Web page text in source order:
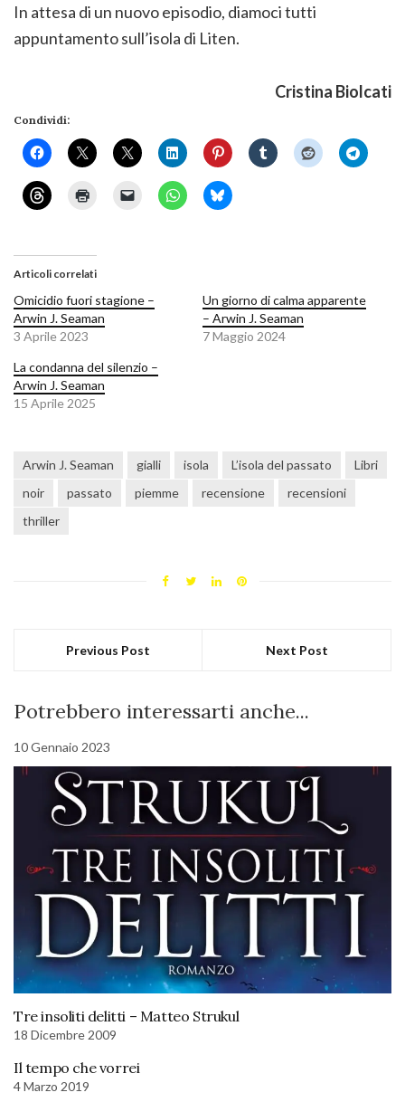
In attesa di un nuovo episodio, diamoci tutti
appuntamento sull’isola di Liten.
Cristina Biolcati
Condividi:
Articoli correlati
Omicidio fuori stagione –
Arwin J. Seaman
3 Aprile 2023
Un giorno di calma apparente
– Arwin J. Seaman
7 Maggio 2024
La condanna del silenzio –
Arwin J. Seaman
15 Aprile 2025
Arwin J. Seaman gialli isola L’isola del passato
Libri
noir
passato piemme recensione
recensioni
thriller
Previous Post Next Post
Potrebbero interessarti anche...
10 Gennaio 2023
Tre insoliti delitti – Matteo Strukul
18 Dicembre 2009
Il tempo che vorrei
4 Marzo 2019